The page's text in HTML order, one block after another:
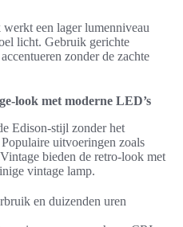
een lager lumenniveau
licht. Gebruik gerichte
zonder de zachte
look met moderne LED’s
Edison-stijl zonder het
uitvoeringen zoals
bieden de retro-look met
vintage lamp.
en duizenden uren